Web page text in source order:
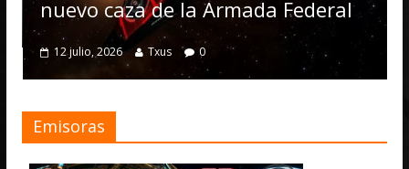
nuevo caza de la Armada Federal
12 julio, 2026 Txus 0
Emisoras